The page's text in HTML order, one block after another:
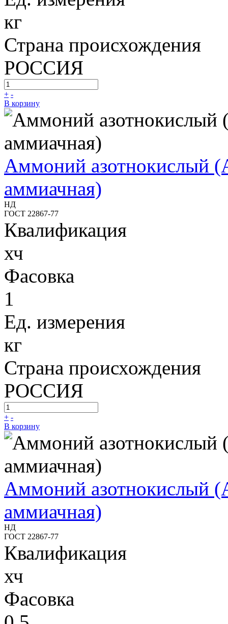
кг
Страна происхождения
РОССИЯ
+ -
В корзину
Аммоний азотнокислый
аммиачная)
НД
ГОСТ 22867-77
Квалификация
хч
Фасовка
1
Ед. измерения
кг
Страна происхождения
РОССИЯ
+ -
В корзину
Аммоний азотнокислый
аммиачная)
НД
ГОСТ 22867-77
Квалификация
хч
Фасовка